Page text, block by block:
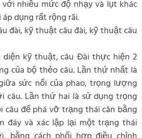
nhiều mức độ nhạy và lụt khác
dụng rất rộng rãi.
đài, kỹ thuật câu đài, kỹ thuật câu
diện kỹ thuật, câu Đài thực hiện 2
của bộ thẻo câu. Lần thứ nhất là
sức nổi của phao, trọng lượng
câu. Lần thứ hai là sử dụng trọng
câu để phá vỡ trạng thái cân bằng
đáy và xác lập lại một trạng thái